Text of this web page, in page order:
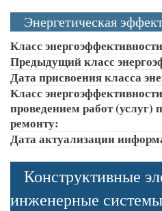
Энергетическая
Класс
Предыдущий класс
Дата присвоения класса
Класс
проведением работ (услуг)
ремонту:
Дата актуализации
Конструктивные
инженерные